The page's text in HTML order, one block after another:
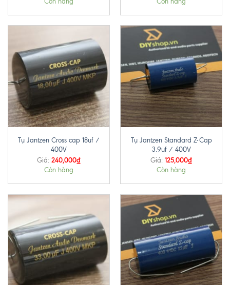
Tụ Jantzen Cross cap 18uf /
400V
Giá: 240,000₫
Còn hàng
Tụ Jantzen Standard Z-Cap
3.9uf / 400V
Giá: 125,000₫
Còn hàng